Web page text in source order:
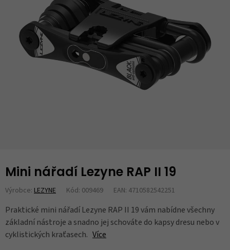
Mini nářadí Lezyne RAP II 19
Výrobce: LEZYNE Kód: 009469 EAN: 4710582542251
Praktické mini nářadí Lezyne RAP II 19 vám nabídne všechny
základní nástroje a snadno jej schováte do kapsy dresu nebo v
cyklistických kraťasech. Více